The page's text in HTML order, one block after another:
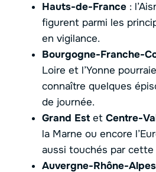
Hauts-de-France :
figurent parmi les
en vigilance.
Bourgogne-Franche-
Loire et l’Yonne
connaître quelques
de journée.
Grand Est et Centre-
la Marne ou encore
aussi touchés par cette
Auvergne-Rhône-Alpes